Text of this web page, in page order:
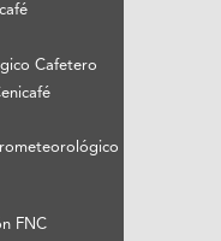
Cafetero
FNC